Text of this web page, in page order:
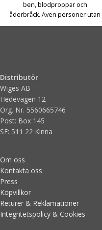
ben, blodproppar och
åderbråck. Även personer utan
cirkulationsproblem har nytta av
från ankeln och uppåt, 18-21
Distributör
Wiges AB
Hedevägen 12
Org. Nr. 5560665746
Post: Box 145
SE: 511 22 Kinna
Om oss
Kontakta oss
Press
Köpvillkor
Returer & Reklamationer
Integritetspolicy & Cookies